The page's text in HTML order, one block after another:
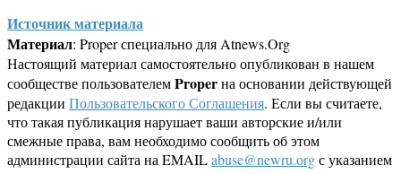
Источник материала
Материал: Proper специально для Atnews.Org
Настоящий материал самостоятельно опубликован в нашем
сообществе пользователемProperна основании действующей
редакции Пользовательского Соглашения. Если вы считаете,
что такая публикация нарушает ваши авторские и/или
смежные права, вам необходимо сообщить об этом
администрации сайта на EMAILabuse@newru.orgс указанием